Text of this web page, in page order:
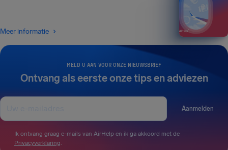
MELD U AAN VOOR ONZE NIEUWSBRIEF
Ontvang als eerste onze tips en adviezen
Aanmelden
Ik ontvang graag e-mails van AirHelp en ik ga akkoord met de
Privacyverklaring.
Meer informatie